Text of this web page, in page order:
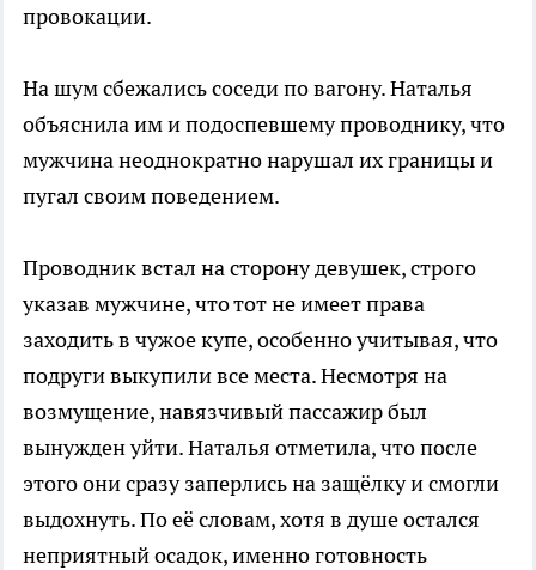
провокации.
На шум сбежались соседи по вагону. Наталья
объяснила им и подоспевшему проводнику, что
мужчина неоднократно нарушал их границы и
пугал своим поведением.
Проводник встал на сторону девушек, строго
указав мужчине, что тот не имеет права
заходить в чужое купе, особенно учитывая, что
подруги выкупили все места. Несмотря на
возмущение, навязчивый пассажир был
вынужден уйти. Наталья отметила, что после
этого они сразу заперлись на защёлку и смогли
выдохнуть. По её словам, хотя в душе остался
неприятный осадок, именно готовность